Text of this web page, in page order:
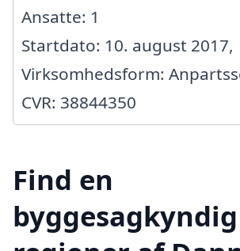
Ansatte: 1
Startdato: 10. august 2017,
Virksomhedsform:
CVR: 38844350
Find en